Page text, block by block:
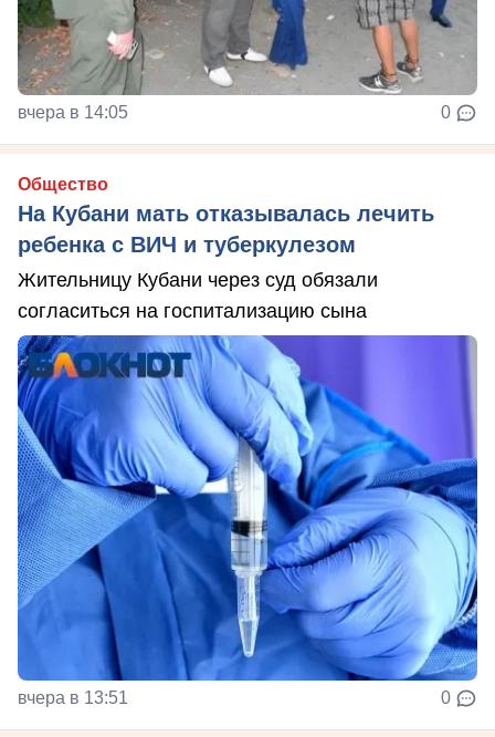
вчера в 14:05 0
Общество
На Кубани мать отказывалась лечить
ребенка с ВИЧ и туберкулезом
Жительницу Кубани через суд обязали
согласиться на госпитализацию сына
вчера в 13:51 0